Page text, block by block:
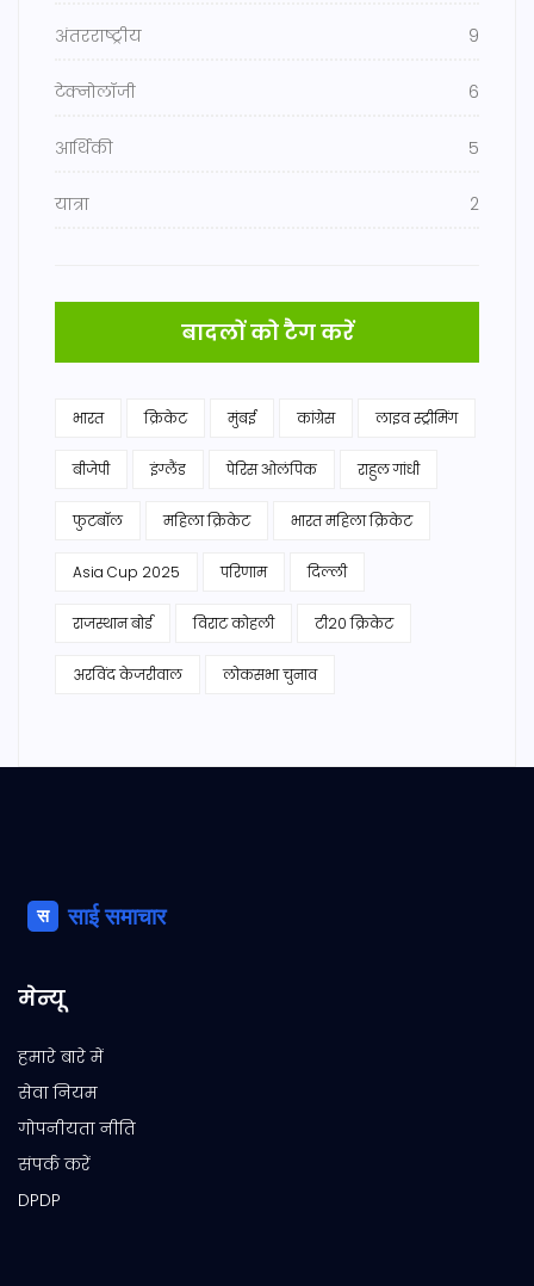
अंतरराष्ट्रीय 9
टेक्नोलॉजी 6
आर्थिकी 5
यात्रा 2
बादलों को टैग करें
भारत क्रिकेट मुंबई कांग्रेस लाइव स्ट्रीमिंग
बीजेपी इंग्लैंड पेरिस ओलंपिक राहुल गांधी
फुटबॉल महिला क्रिकेट भारत महिला क्रिकेट
Asia Cup 2025 परिणाम दिल्ली
राजस्थान बोर्ड विराट कोहली टी20 क्रिकेट
अरविंद केजरीवाल लोकसभा चुनाव
मेन्यू
हमारे बारे में
सेवा नियम
गोपनीयता नीति
संपर्क करें
DPDP